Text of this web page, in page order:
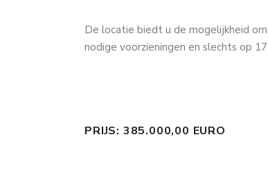
De locatie biedt u de mogelijkheid
nodige voorzieningen en slechts op
PRIJS: 385.000,00 EURO